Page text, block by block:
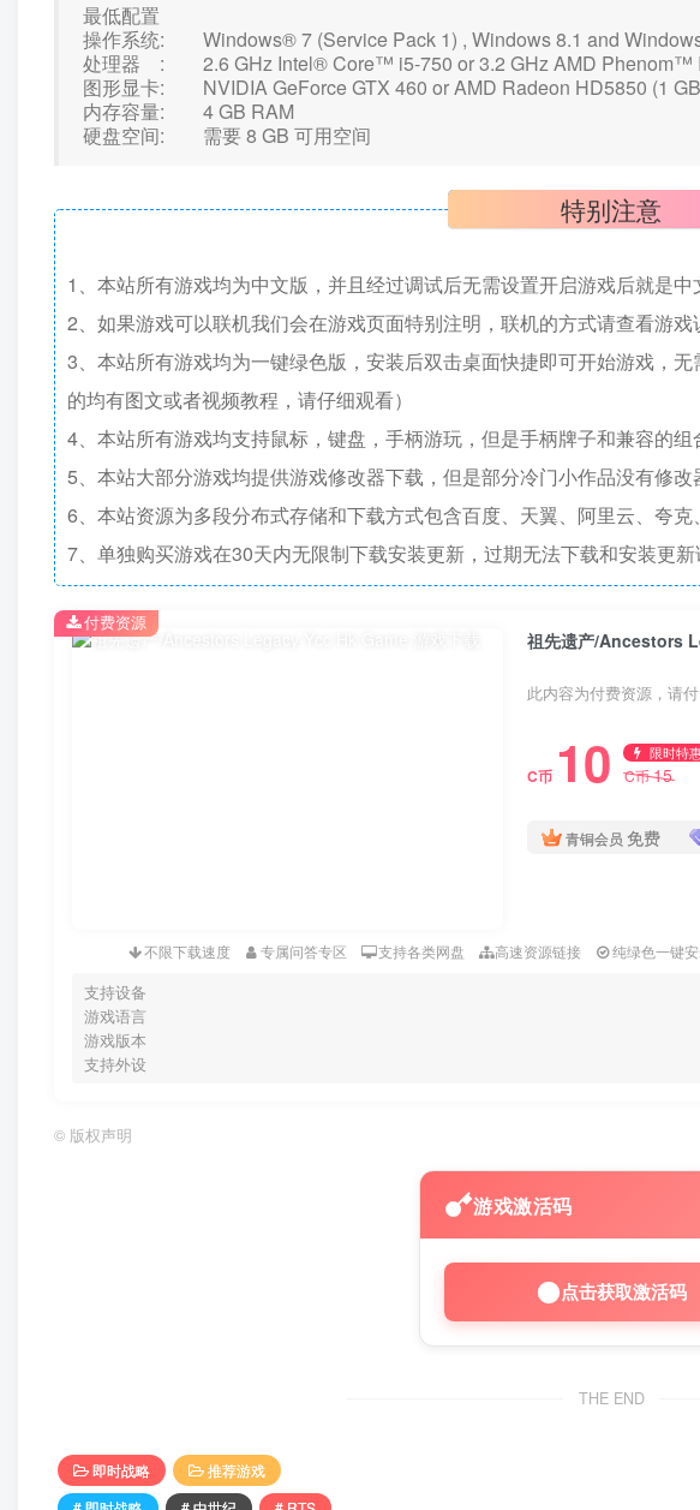
最低配置
操作系统: Windows® 7 (Service Pack 1) , Windows 8.1 and
处理器 : 2.6 GHz Intel® Core™ i5-750 or 3.2 GHz AMD Phenom™
图形显卡: NVIDIA GeForce GTX 460 or AMD Radeon HD5850 (1
内存容量: 4 GB RAM
硬盘空间: 需要 8 GB 可用空间
特别注意
1、本站所有游戏均为中文版，并且经过调试后无需设置开启游戏后就是
2、如果游戏可以联机我们会在游戏页面特别注明，联机的方式请查看游戏
3、本站所有游戏均为一键绿色版，安装后双击桌面快捷即可开始游戏，
的均有图文或者视频教程，请仔细观看）
4、本站所有游戏均支持鼠标，键盘，手柄游玩，但是手柄牌子和兼容的组
5、本站大部分游戏均提供游戏修改器下载，但是部分冷门小作品没有修改
6、本站资源为多段分布式存储和下载方式包含百度、天翼、阿里云、夸克
7、单独购买游戏在30天内无限制下载安装更新，过期无法下载和安装更
祖先遗产/Ancestors
此内容为付费资源，请
C币 10 限时特
C币15
青铜会员 免费
不限下载速度 专属问答专区 支持各类网盘 高速资源链接 纯绿色一键
支持设备
游戏语言
游戏版本
支持外设
付费资源
© 版权声明
游戏激活码
点击获取激活码
THE END
即时战略
推荐游戏